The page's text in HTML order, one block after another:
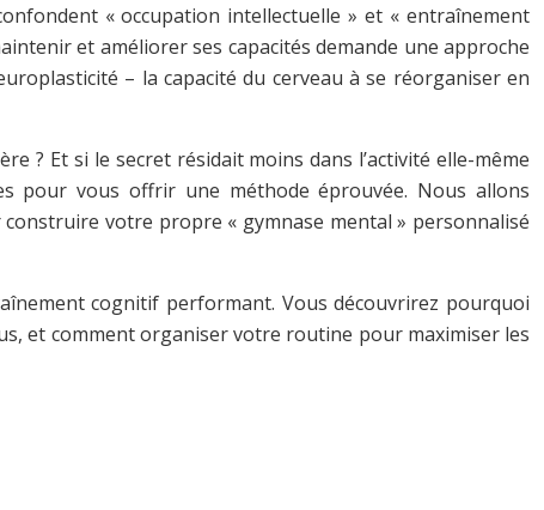
« occupation intellectuelle » et « entraînement
et améliorer ses capacités demande une approche
– la capacité du cerveau à se réorganiser en
? Et si le secret résidait moins dans l’activité elle-même
pour vous offrir une méthode éprouvée. Nous allons
votre propre « gymnase mental » personnalisé
cognitif performant. Vous découvrirez pourquoi
et comment organiser votre routine pour maximiser les